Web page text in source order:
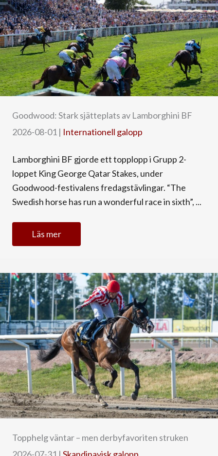
Goodwood: Stark sjätteplats av Lamborghini BF
2026-08-01 | Internationell galopp
Lamborghini BF gjorde ett topplopp i Grupp 2-
loppet King George Qatar Stakes, under
Goodwood-festivalens fredagstävlingar. “The
Swedish horse has run a wonderful race in sixth”, ...
Läs mer
Topphelg väntar – men derbyfavoriten struken